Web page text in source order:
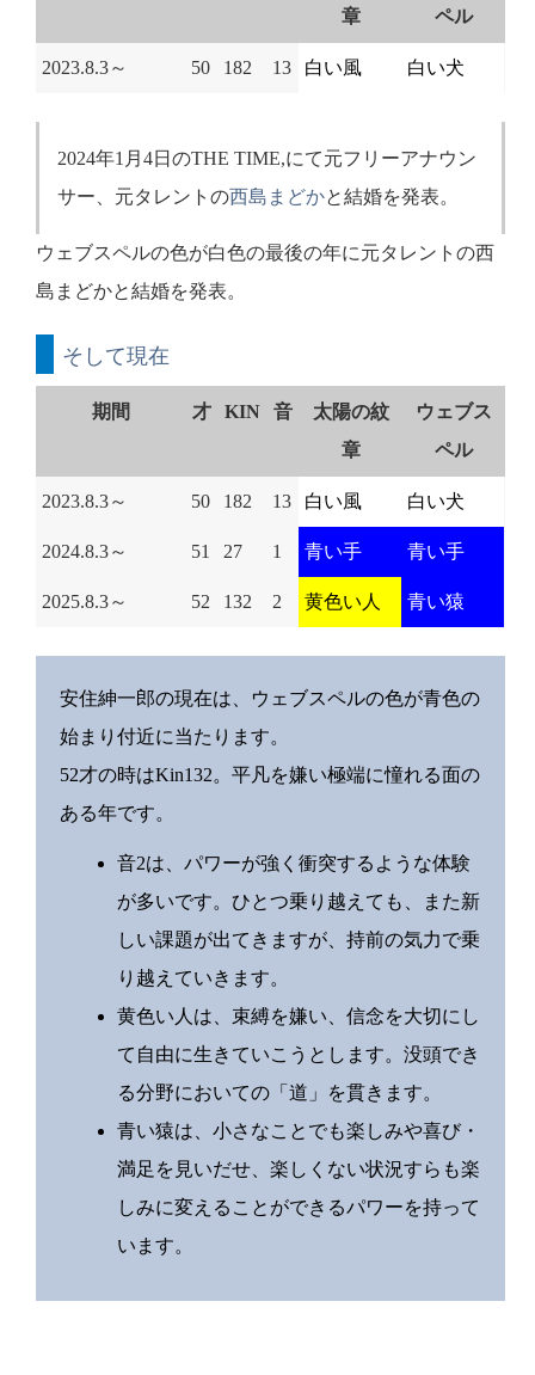
章 ペル
2023.8.3～ 50 182 13 白い風 白い犬
2024年1月4日のTHE TIME,にて元フリーアナウン
サー、元タレントの西島まどかと結婚を発表。
ウェブスペルの色が白色の最後の年に元タレントの西
島まどかと結婚を発表。
そして現在
期間 才 KIN 音
太陽の紋
章
ウェブス
ペル
2023.8.3～ 50 182 13 白い風 白い犬
2024.8.3～ 51 27 1 青い手 青い手
2025.8.3～ 52 132 2 黄色い人 青い猿
安住紳一郎の現在は、ウェブスペルの色が青色の
始まり付近に当たります。
52才の時はKin132。平凡を嫌い極端に憧れる面の
ある年です。
音2は、パワーが強く衝突するような体験
が多いです。ひとつ乗り越えても、また新
しい課題が出てきますが、持前の気力で乗
り越えていきます。
黄色い人は、束縛を嫌い、信念を大切にし
て自由に生きていこうとします。没頭でき
る分野においての「道」を貫きます。
青い猿は、小さなことでも楽しみや喜び・
満足を見いだせ、楽しくない状況すらも楽
しみに変えることができるパワーを持って
います。